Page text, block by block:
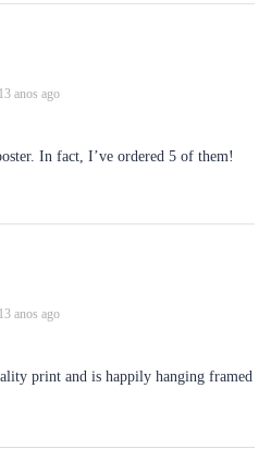
13 anos ago
In fact, I’ve ordered 5 of them!
13 anos ago
print and is happily hanging framed